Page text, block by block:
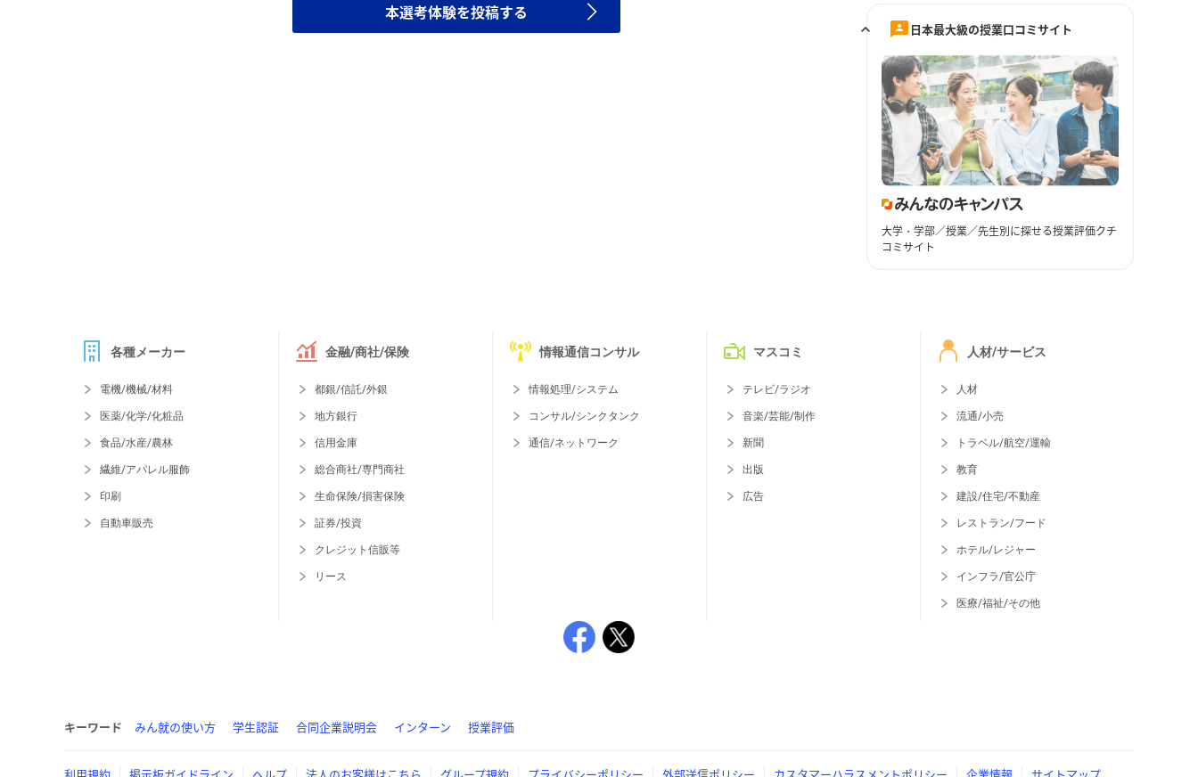
本選考体験を投稿する
日本最大級の授業口コミサイト
大学・学部／授業／先生別に探せる授業評価クチ
コミサイト
各種メーカー
電機/機械/材料
医薬/化学/化粧品
食品/水産/農林
繊維/アパレル服飾
印刷
自動車販売
金融/商社/保険
都銀/信託/外銀
地方銀行
信用金庫
総合商社/専門商社
生命保険/損害保険
証券/投資
クレジット信販等
リース
情報通信コンサル
情報処理/システム
コンサル/シンクタンク
通信/ネットワーク
マスコミ
テレビ/ラジオ
音楽/芸能/制作
新聞
出版
広告
人材/サービス
人材
流通/小売
トラベル/航空/運輸
教育
建設/住宅/不動産
レストラン/フード
ホテル/レジャー
インフラ/官公庁
医療/福祉/その他
キーワード みん就の使い方 学生認証 合同企業説明会 インターン 授業評価